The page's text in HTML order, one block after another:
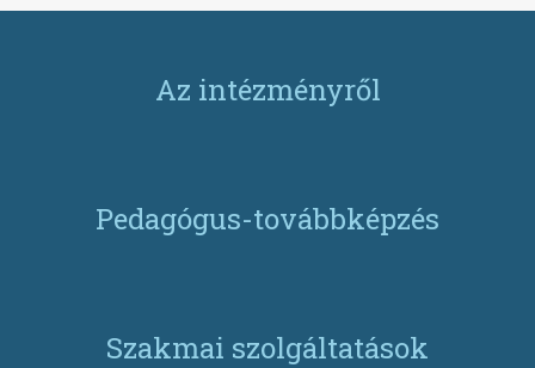
Az intézményről
Pedagógus-továbbképzés
Szakmai szolgáltatások